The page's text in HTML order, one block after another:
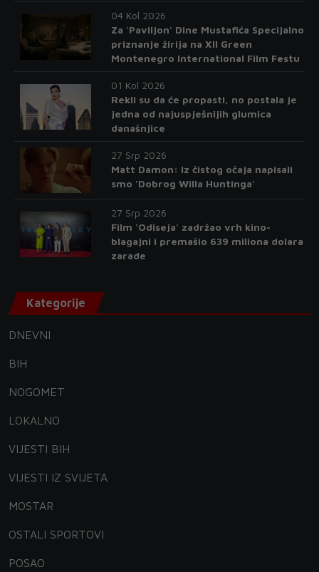
04 Kol 2026
Za 'Paviljon' Dine Mustafića Specijalno
priznanje žirija na XII Green
Montenegro International Film Festu
01 Kol 2026
Rekli su da će propasti, no postala je
jedna od najuspješnijih glumica
današnjice
27 Srp 2026
Matt Damon: Iz čistog očaja napisali
smo 'Dobrog Willa Huntinga'
27 Srp 2026
Film 'Odiseja' zadržao vrh kino-
blagajni i premašio 639 miliona dolara
zarade
Kategorije
DNEVNI
BIH
NOGOMET
LOKALNO
VIJESTI BIH
VIJESTI IZ SVIJETA
MOSTAR
OSTALI SPORTOVI
POSAO